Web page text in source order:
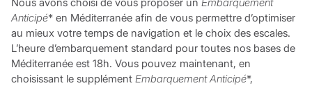
Nous avons choisi de vous proposer un Embarquement
Anticipé* en Méditerranée afin de vous permettre d’optimiser
au mieux votre temps de navigation et le choix des escales.
L’heure d’embarquement standard pour toutes nos bases de
Méditerranée est 18h. Vous pouvez maintenant, en
choisissant le supplément Embarquement Anticipé*,